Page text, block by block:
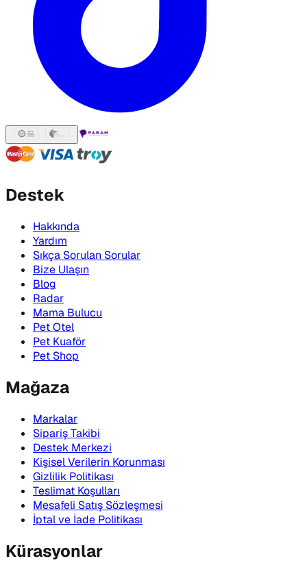
Destek
Hakkında
Yardım
Sıkça Sorulan Sorular
Bize Ulaşın
Blog
Radar
Mama Bulucu
Pet Otel
Pet Kuaför
Pet Shop
Mağaza
Markalar
Sipariş Takibi
Destek Merkezi
Kişisel Verilerin Korunması
Gizlilik Politikası
Teslimat Koşulları
Mesafeli Satış Sözleşmesi
İptal ve İade Politikası
Kürasyonlar